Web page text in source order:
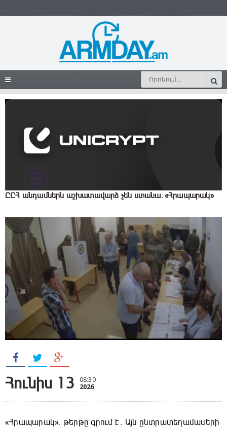
ԸԸՀ անդամներն աշխատավարձ չեն ստանա․ «Հրապարակ»
Հունիս 13 08:30
2026
«Հրապարակ»․ թերթը գրում է ․ Այն ընտրատեղամասերի